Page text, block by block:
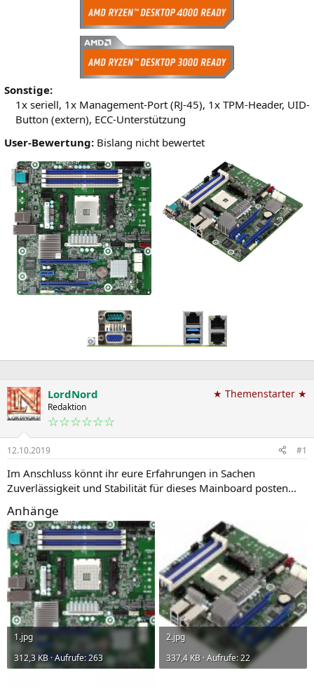
Sonstige:
1x seriell, 1x Management-Port (RJ-45), 1x TPM-Header, UID-
Button (extern), ECC-Unterstützung
User-Bewertung: Bislang nicht bewertet
LordNord
Redaktion
☆☆☆☆☆☆
★ Themenstarter ★
12.10.2019 #1
Im Anschluss könnt ihr eure Erfahrungen in Sachen
Zuverlässigkeit und Stabilität für dieses Mainboard posten...
Anhänge
1.jpg
312,3 KB · Aufrufe: 263
2.jpg
337,4 KB · Aufrufe: 22